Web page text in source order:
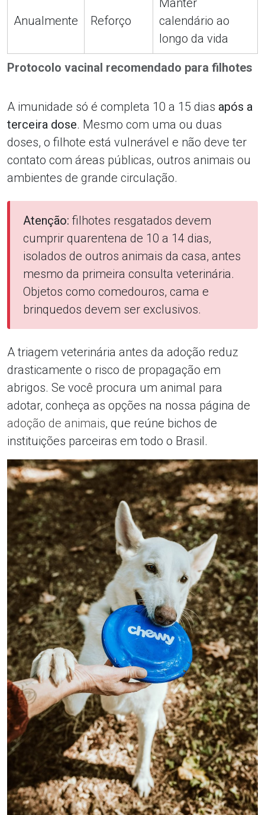
Protocolo vacinal recomendado para filhotes
Anualmente Reforço
Manter
calendário ao
longo da vida
A imunidade só é completa 10 a 15 dias após a
terceira dose. Mesmo com uma ou duas
doses, o filhote está vulnerável e não deve ter
contato com áreas públicas, outros animais ou
ambientes de grande circulação.
Atenção: filhotes resgatados devem
cumprir quarentena de 10 a 14 dias,
isolados de outros animais da casa, antes
mesmo da primeira consulta veterinária.
Objetos como comedouros, cama e
brinquedos devem ser exclusivos.
A triagem veterinária antes da adoção reduz
drasticamente o risco de propagação em
abrigos. Se você procura um animal para
adotar, conheça as opções na nossa página de
adoção de animais, que reúne bichos de
instituições parceiras em todo o Brasil.